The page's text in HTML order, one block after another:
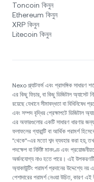
Toncoin কিনুন
Ethereum কিনুন
XRP কিনুন
Litecoin কিনুন
Nexo প্ল্যাটফর্ম এবং প্রাসঙ্গিক সাধারণ
এর কিছু ফিচার, বা কিছু ডিজিটাল অ্যাসেট
রয়েছে যেখানে সীমাবদ্ধতা বা
এবং সম্পদ বৃদ্ধির প্রেক্ষাপটে ডিজিটাল
এর অফারগুলোর একটি সাধারণ ধারণার
ফলাফলের গ্যারান্টি বা আর্থিক পরামর্শ
"থেকে"-এর মতো শব্দ ব্যবহার করা হয়,
পদক্ষেপ বা নির্দিষ্ট মানদণ্ড এবং
অর্জনযোগ্য নাও হতে পারে। এই
অ্যাকাউন্টিং পরামর্শ প্রদানের
পেশাদারের পরামর্শ নেওয়া উচিত, কারণ